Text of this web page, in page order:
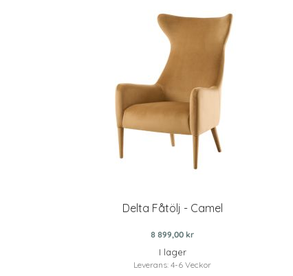
Delta Fåtölj - Camel
8 899,00 kr
I lager
Leverans: 4-6 Veckor